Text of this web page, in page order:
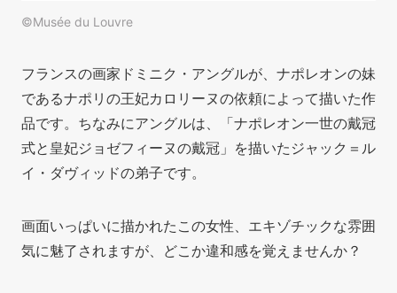
©Musée du Louvre
フランスの画家ドミニク・アングルが、ナポレオンの妹
であるナポリの王妃カロリーヌの依頼によって描いた作
品です。ちなみにアングルは、「ナポレオン一世の戴冠
式と皇妃ジョゼフィーヌの戴冠」を描いたジャック＝ル
イ・ダヴィッドの弟子です。
画面いっぱいに描かれたこの女性、エキゾチックな雰囲
気に魅了されますが、どこか違和感を覚えませんか？